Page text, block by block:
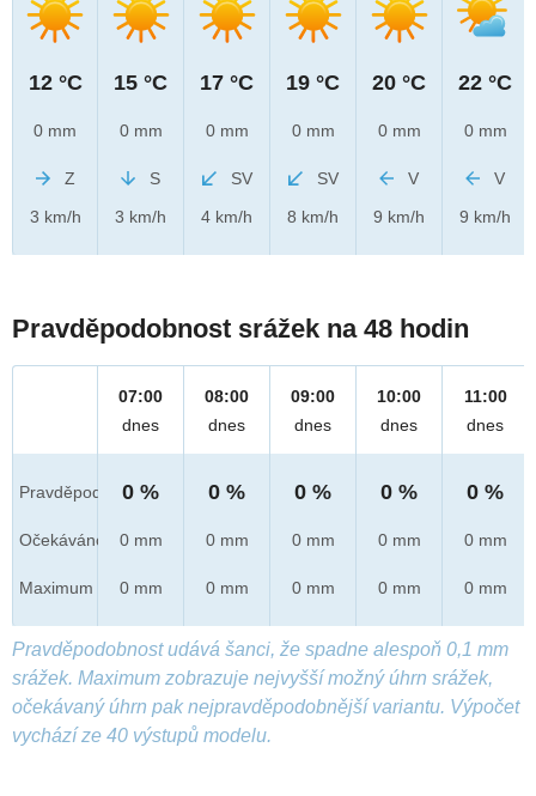
12 °C
0 mm
Z
3 km/h
15 °C
0 mm
S
3 km/h
17 °C
0 mm
SV
4 km/h
19 °C
0 mm
SV
8 km/h
20 °C
0 mm
V
9 km/h
22 °C
0 mm
V
9 km/h
Pravděpodobnost srážek na 48 hodin
Pravděpod.
Očekáváno
Maximum
07:00
dnes
0 %
0 mm
0 mm
08:00
dnes
0 %
0 mm
0 mm
09:00
dnes
0 %
0 mm
0 mm
10:00
dnes
0 %
0 mm
0 mm
11:00
dnes
0 %
0 mm
0 mm
Pravděpodobnost udává šanci, že spadne alespoň 0,1 mm
srážek. Maximum zobrazuje nejvyšší možný úhrn srážek,
očekávaný úhrn pak nejpravděpodobnější variantu. Výpočet
vychází ze 40 výstupů modelu.